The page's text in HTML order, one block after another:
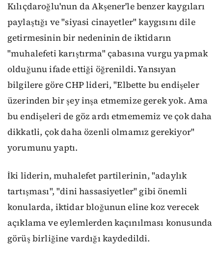
Kılıçdaroğlu'nun da Akşener'le benzer kaygıları
paylaştığı ve "siyasi cinayetler" kaygısını dile
getirmesinin bir nedeninin de iktidarın
"muhalefeti karıştırma" çabasına vurgu yapmak
olduğunu ifade ettiği öğrenildi. Yansıyan
bilgilere göre CHP lideri, "Elbette bu endişeler
üzerinden bir şey inşa etmemize gerek yok. Ama
bu endişeleri de göz ardı etmememiz ve çok daha
dikkatli, çok daha özenli olmamız gerekiyor"
yorumunu yaptı.
İki liderin, muhalefet partilerinin, "adaylık
tartışması", "dini hassasiyetler" gibi önemli
konularda, iktidar bloğunun eline koz verecek
açıklama ve eylemlerden kaçınılması konusunda
görüş birliğine vardığı kaydedildi.